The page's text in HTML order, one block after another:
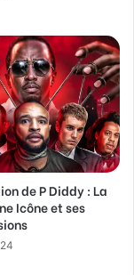
de P Diddy : La
Icône et ses